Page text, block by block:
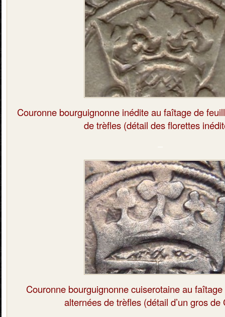
Couronne bourguignonne inéditeau faîtage de
de trèfles (détail des florettes
Couronne bourguignonne cuiserotaineau faîtage
alternées de trèfles (détail d’un gros de